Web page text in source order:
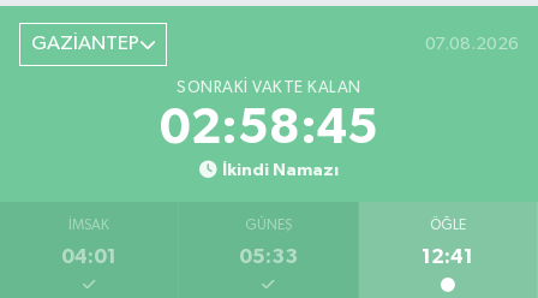
GAZİANTEP 07.08.2026
SONRAKI VAKTE KALAN
02:58:44
İkindi Namazı
İMSAK
04:01
GÜNEŞ
05:33
ÖĞLE
12:41